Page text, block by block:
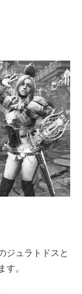
ジュラトドスと
。